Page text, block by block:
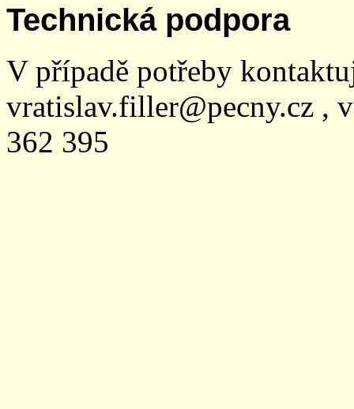
Technická podpora
V případě potřeby
vratislav.filler@pecny.cz ,
362 395